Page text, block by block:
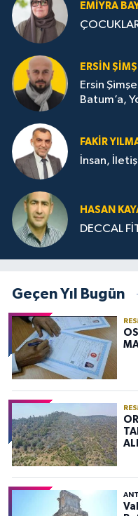
EMIYRA
ERSIN
Ersin
Batum’a,
FAKIR
İnsan,
HASAN
DECCAL
Geçen Yıl Bugün